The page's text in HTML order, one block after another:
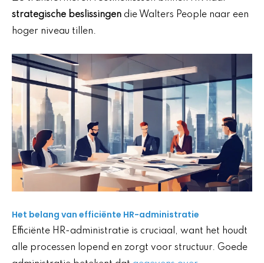
strategische beslissingen die Walters People naar een
hoger niveau tillen.
Het belang van efficiënte HR-administratie
Efficiënte HR-administratie is cruciaal, want het houdt
alle processen lopend en zorgt voor structuur. Goede